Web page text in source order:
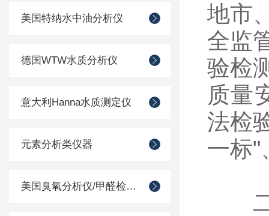
美国特纳水中油分析仪
德国WTW水质分析仪
意大利Hanna水质测定仪
元素分析类仪器
美国臭氧分析仪/甲醛检测仪
地市
全监
验检
质量
法检
一标"
二